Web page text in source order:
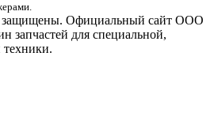
защищены. Официальный сайт ООО
запчастей для специальной,
техники.